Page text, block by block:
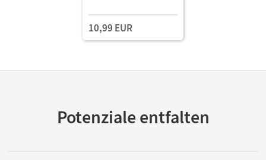
10,99 EUR
Potenziale entfalten